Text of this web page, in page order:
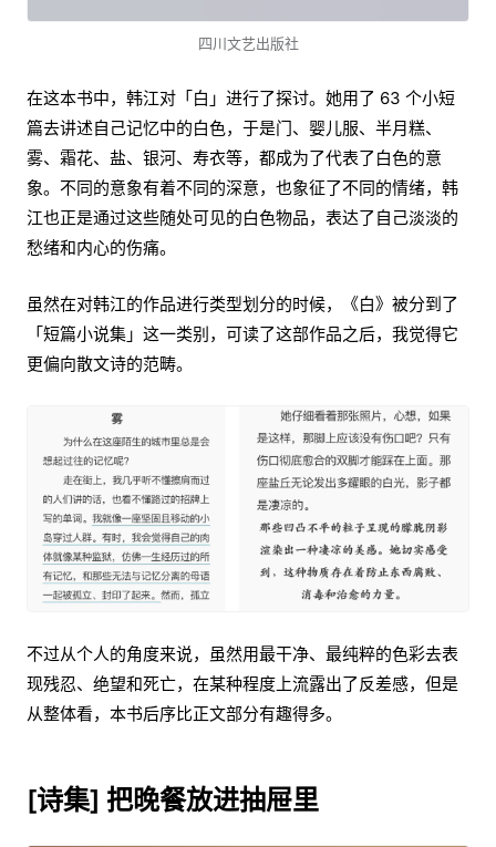
四川文艺出版社
在这本书中，韩江对「白」进行了探讨。她用了 63 个小短
篇去讲述自己记忆中的白色，于是门、婴儿服、半月糕、
雾、霜花、盐、银河、寿衣等，都成为了代表了白色的意
象。不同的意象有着不同的深意，也象征了不同的情绪，韩
江也正是通过这些随处可见的白色物品，表达了自己淡淡的
愁绪和内心的伤痛。
虽然在对韩江的作品进行类型划分的时候，《白》被分到了
「短篇小说集」这一类别，可读了这部作品之后，我觉得它
更偏向散文诗的范畴。
不过从个人的角度来说，虽然用最干净、最纯粹的色彩去表
现残忍、绝望和死亡，在某种程度上流露出了反差感，但是
从整体看，本书后序比正文部分有趣得多。
[诗集] 把晚餐放进抽屉里